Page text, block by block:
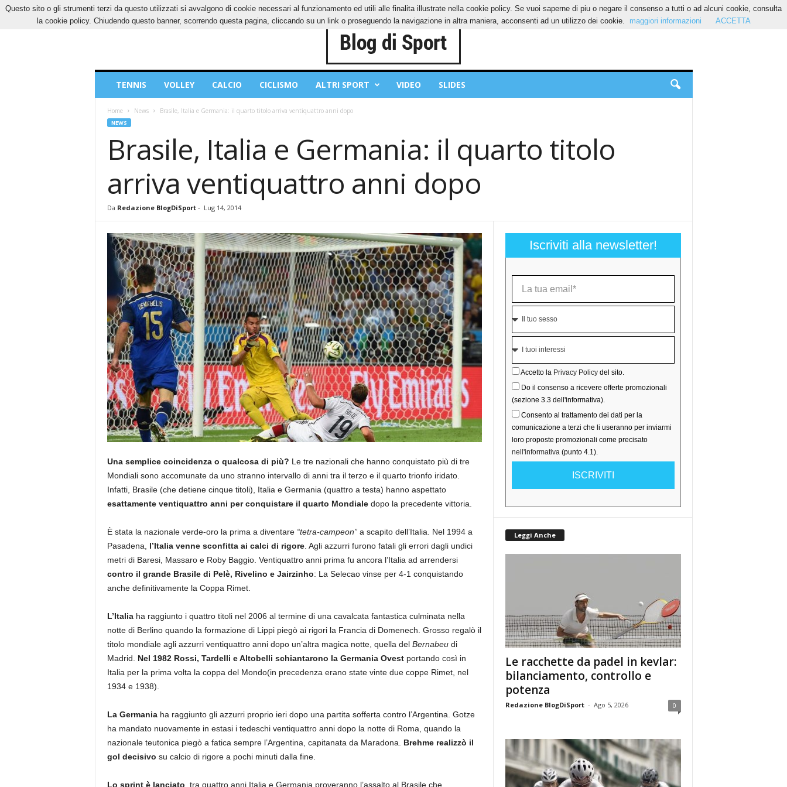
GIOVEDÌ, 6 AGOSTO 2026 CONTATTI COOKIES PRIVACY POLICY
Sport
TENNIS VOLLEY CALCIO CICLISMO ALTRI SPORT VIDEO SLIDES
Home News Brasile, Italia e Germania: il quarto titolo arriva ventiquattro anni dopo
NEWS
Brasile, Italia e Germania: il quarto titolo
arriva ventiquattro anni dopo
Da Redazione BlogDiSport- Lug 14, 2014
Una semplice coincidenza o qualcosa di più? Le tre nazionali che hanno conquistato più di tre
Mondiali sono accomunate da uno stranno intervallo di anni tra il terzo e il quarto trionfo iridato.
Infatti, Brasile (che detiene cinque titoli), Italia e Germania (quattro a testa) hanno aspettato
esattamente ventiquattro anni per conquistare il quarto Mondialedopo la precedente vittoria.
È stata la nazionale verde-oro la prima a diventare “tetra-campeon”a scapito dell’Italia. Nel 1994 a
Pasadena,
l’Italia venne sconfitta ai calci di rigore. Agli azzurri furono fatali gli errori dagli undici
metri di Baresi, Massaro e Roby Baggio. Ventiquattro anni prima fu ancora l’Italia ad arrendersi
contro il grande Brasile di Pelè, Rivelino e Jairzinho: La Selecao vinse per 4-1 conquistando
anche definitivamente la Coppa Rimet.
L’Italiaha raggiunto i quattro titoli nel 2006 al termine di una cavalcata fantastica culminata nella
notte di Berlino quando la formazione di Lippi piegò ai rigori la Francia di Domenech. Grosso regalò il
titolo mondiale agli azzurri ventiquattro anni dopo un’altra magica notte, quella del Bernabeudi
Madrid. Nel 1982 Rossi, Tardelli e Altobelli schiantarono la Germania Ovestportando così in
Italia per la prima volta la coppa del Mondo(in precedenza erano state vinte due coppe Rimet, nel
1934 e 1938).
La Germaniaha raggiunto gli azzurri proprio ieri dopo una partita sofferta contro l’Argentina. Gotze
ha mandato nuovamente in estasi i tedeschi ventiquattro anni dopo la notte di Roma, quando la
nazionale teutonica piegò a fatica sempre l’Argentina, capitanata da Maradona.
Brehme realizzò il
gol decisivo su calcio di rigore a pochi minuti dalla fine.
Lo sprint è lanciato , tra quattro anni Italia e Germania proveranno l’assalto al Brasile che
Iscriviti alla newsletter!
Accetto la Privacy Policydel sito.
Do il consenso a ricevere offerte promozionali
(sezione 3.3 dell'informativa).
Consento al trattamento dei dati per la
comunicazione a terzi che li useranno per inviarmi
loro proposte promozionali come precisato
nell'informativa(punto 4.1).
ISCRIVITI
Leggi Anche
Le racchette da padel in kevlar:
bilanciamento, controllo e
potenza
Redazione BlogDiSport - Ago 5, 2026 0
Questo sito o gli strumenti terzi da questo utilizzati si avvalgono di cookie necessari al funzionamento ed utili alle finalita illustrate nella cookie policy. Se vuoi saperne di piu o negare il consenso a tutti o ad alcuni cookie, consulta
la cookie policy. Chiudendo questo banner, scorrendo questa pagina, cliccando su un link o proseguendo la navigazione in altra maniera, acconsenti ad un utilizzo dei cookie.
maggiori informazioni ACCETTA